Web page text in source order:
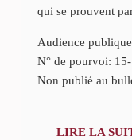
qui se prouvent
Audience
N° de pourvoi:
Non publié au
LIRE LA